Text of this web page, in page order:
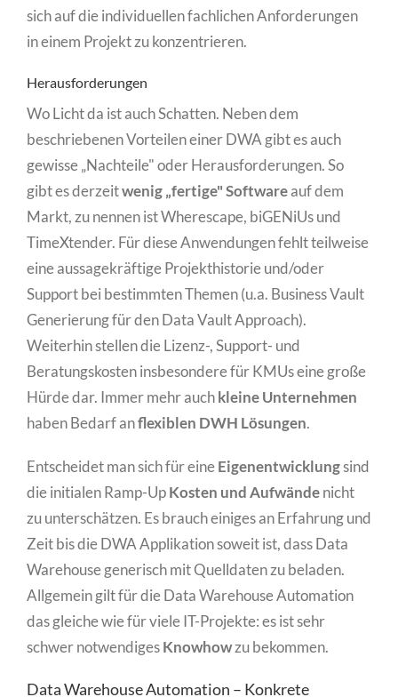
sich auf die individuellen fachlichen Anforderungen
in einem Projekt zu konzentrieren.
Herausforderungen
Wo Licht da ist auch Schatten. Neben dem
beschriebenen Vorteilen einer DWA gibt es auch
gewisse „Nachteile" oder Herausforderungen. So
gibt es derzeitwenig „fertige" Softwareauf dem
Markt, zu nennen ist Wherescape, biGENiUs und
TimeXtender. Für diese Anwendungen fehlt teilweise
eine aussagekräftige Projekthistorie und/oder
Support bei bestimmten Themen (u.a. Business Vault
Generierung für den Data Vault Approach).
Weiterhin stellen die Lizenz-, Support- und
Beratungskosten insbesondere für KMUs eine große
Hürde dar. Immer mehr auchkleine Unternehmen
haben Bedarf anflexiblen DWH Lösungen.
Entscheidet man sich für eineEigenentwicklungsind
die initialen Ramp-UpKosten und Aufwändenicht
zu unterschätzen. Es brauch einiges an Erfahrung und
Zeit bis die DWA Applikation soweit ist, dass Data
Warehouse generisch mit Quelldaten zu beladen.
Allgemein gilt für die Data Warehouse Automation
das gleiche wie für viele IT-Projekte: es ist sehr
schwer notwendigesKnowhowzu bekommen.
Data Warehouse Automation – Konkrete